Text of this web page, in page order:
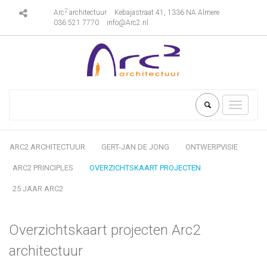
Arc 2architectuur
Kebajastraat 41, 1336 NA Almere
036 521 7770
info@Arc2.nl
Toggle
ARC2 ARCHITECTUUR GERT-JAN DE JONG ONTWERPVISIE
ARC2 PRINCIPLES OVERZICHTSKAART PROJECTEN
25 JAAR ARC2
Overzichtskaart projecten Arc2
architectuur